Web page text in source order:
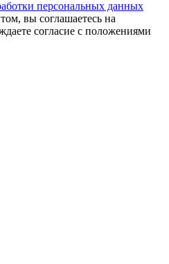
персональных данных
вы соглашаетесь на
согласие с положениями